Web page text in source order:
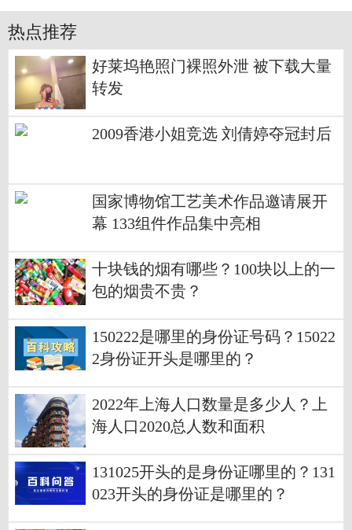
热点推荐
好莱坞艳照门裸照外泄 被下载大量
转发
2009香港小姐竞选 刘倩婷夺冠封后
国家博物馆工艺美术作品邀请展开
幕 133组件作品集中亮相
十块钱的烟有哪些？100块以上的一
包的烟贵不贵？
150222是哪里的身份证号码？15022
2身份证开头是哪里的？
2022年上海人口数量是多少人？上
海人口2020总人数和面积
131025开头的是身份证哪里的？131
023开头的身份证是哪里的？